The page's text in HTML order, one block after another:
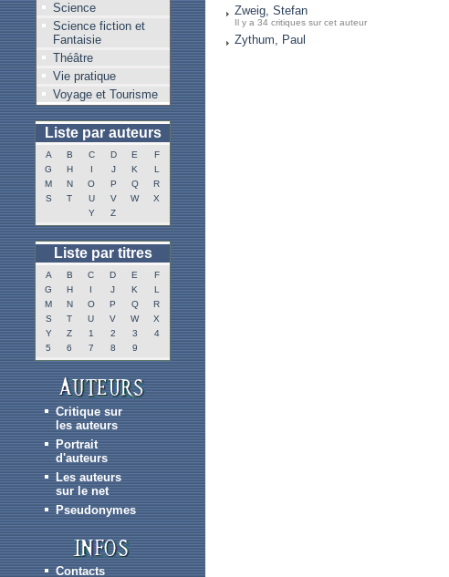
Science
Science fiction et
Fantaisie
Théâtre
Vie pratique
Voyage et Tourisme
Liste par auteurs
A B C D E
F
G
H I J K
L
M
N O P Q
R
S
T U V W
X
Y
Z
Liste par titres
A B C D E
F
G
H I J K
L
M
N O P Q
R
S
T U V W
X
Y
Z 1 2 3
4
5
6 7 8 9
Critique sur
les auteurs
Portrait
d'auteurs
Les auteurs
sur le net
Pseudonymes
Contacts
Zweig, Stefan
Il y a 34 critiques sur cet auteur
Zythum, Paul